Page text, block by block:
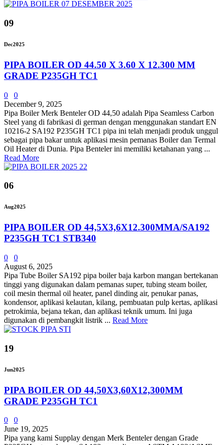
09
Dec2025
PIPA BOILER OD 44.50 X 3.60 X 12.300 MM
GRADE P235GH TC1
0
0
December 9, 2025
Pipa Boiler Merk Benteler OD 44,50 adalah Pipa Seamless Carbon
Steel yang di fabrikasi di german dengan menggunakan standart EN
10216-2 SA192 P235GH TC1 pipa ini telah menjadi produk unggul
sebagai pipa bakar untuk aplikasi mesin pemanas Boiler dan Termal
Oil Heater di Dunia. Pipa Benteler ini memiliki ketahanan yang ...
Read More
06
Aug2025
PIPA BOILER OD 44,5X3,6X12.300MMA/SA192
P235GH TC1 STB340
0
0
August 6, 2025
Pipa Tube Boiler SA192 pipa boiler baja karbon mangan bertekanan
tinggi yang digunakan dalam pemanas super, tubing steam boiler,
coil mesin thermal oil heater, panel dinding air, penukar panas,
kondensor, aplikasi kelautan, kilang, pembuatan pulp kertas, aplikasi
petrokimia, bejana tekan, dan aplikasi teknik umum. Ini juga
digunakan di pembangkit listrik ... Read More
19
Jun2025
PIPA BOILER OD 44,50X3,60X12,300MM
GRADE P235GH TC1
0
0
June 19, 2025
Pipa yang kami Supplay dengan Merk Benteler dengan Grade